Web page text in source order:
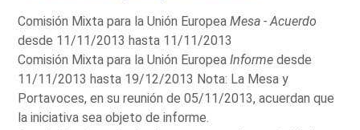
Comisión Mixta para la Unión EuropeaMesa - Acuerdo
desde 11/11/2013 hasta 11/11/2013
Comisión Mixta para la Unión EuropeaInforme desde
11/11/2013 hasta 19/12/2013 Nota: La Mesa y
Portavoces, en su reunión de 05/11/2013, acuerdan que
la iniciativa sea objeto de informe.